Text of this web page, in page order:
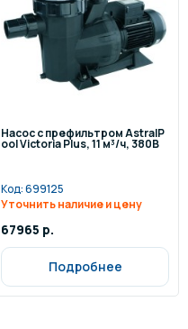
Насос с префильтром AstralP
ool Victoria Plus, 11 м³/ч, 380В
Код:699125
Уточнить наличие и цену
67965 р.
Подробнее